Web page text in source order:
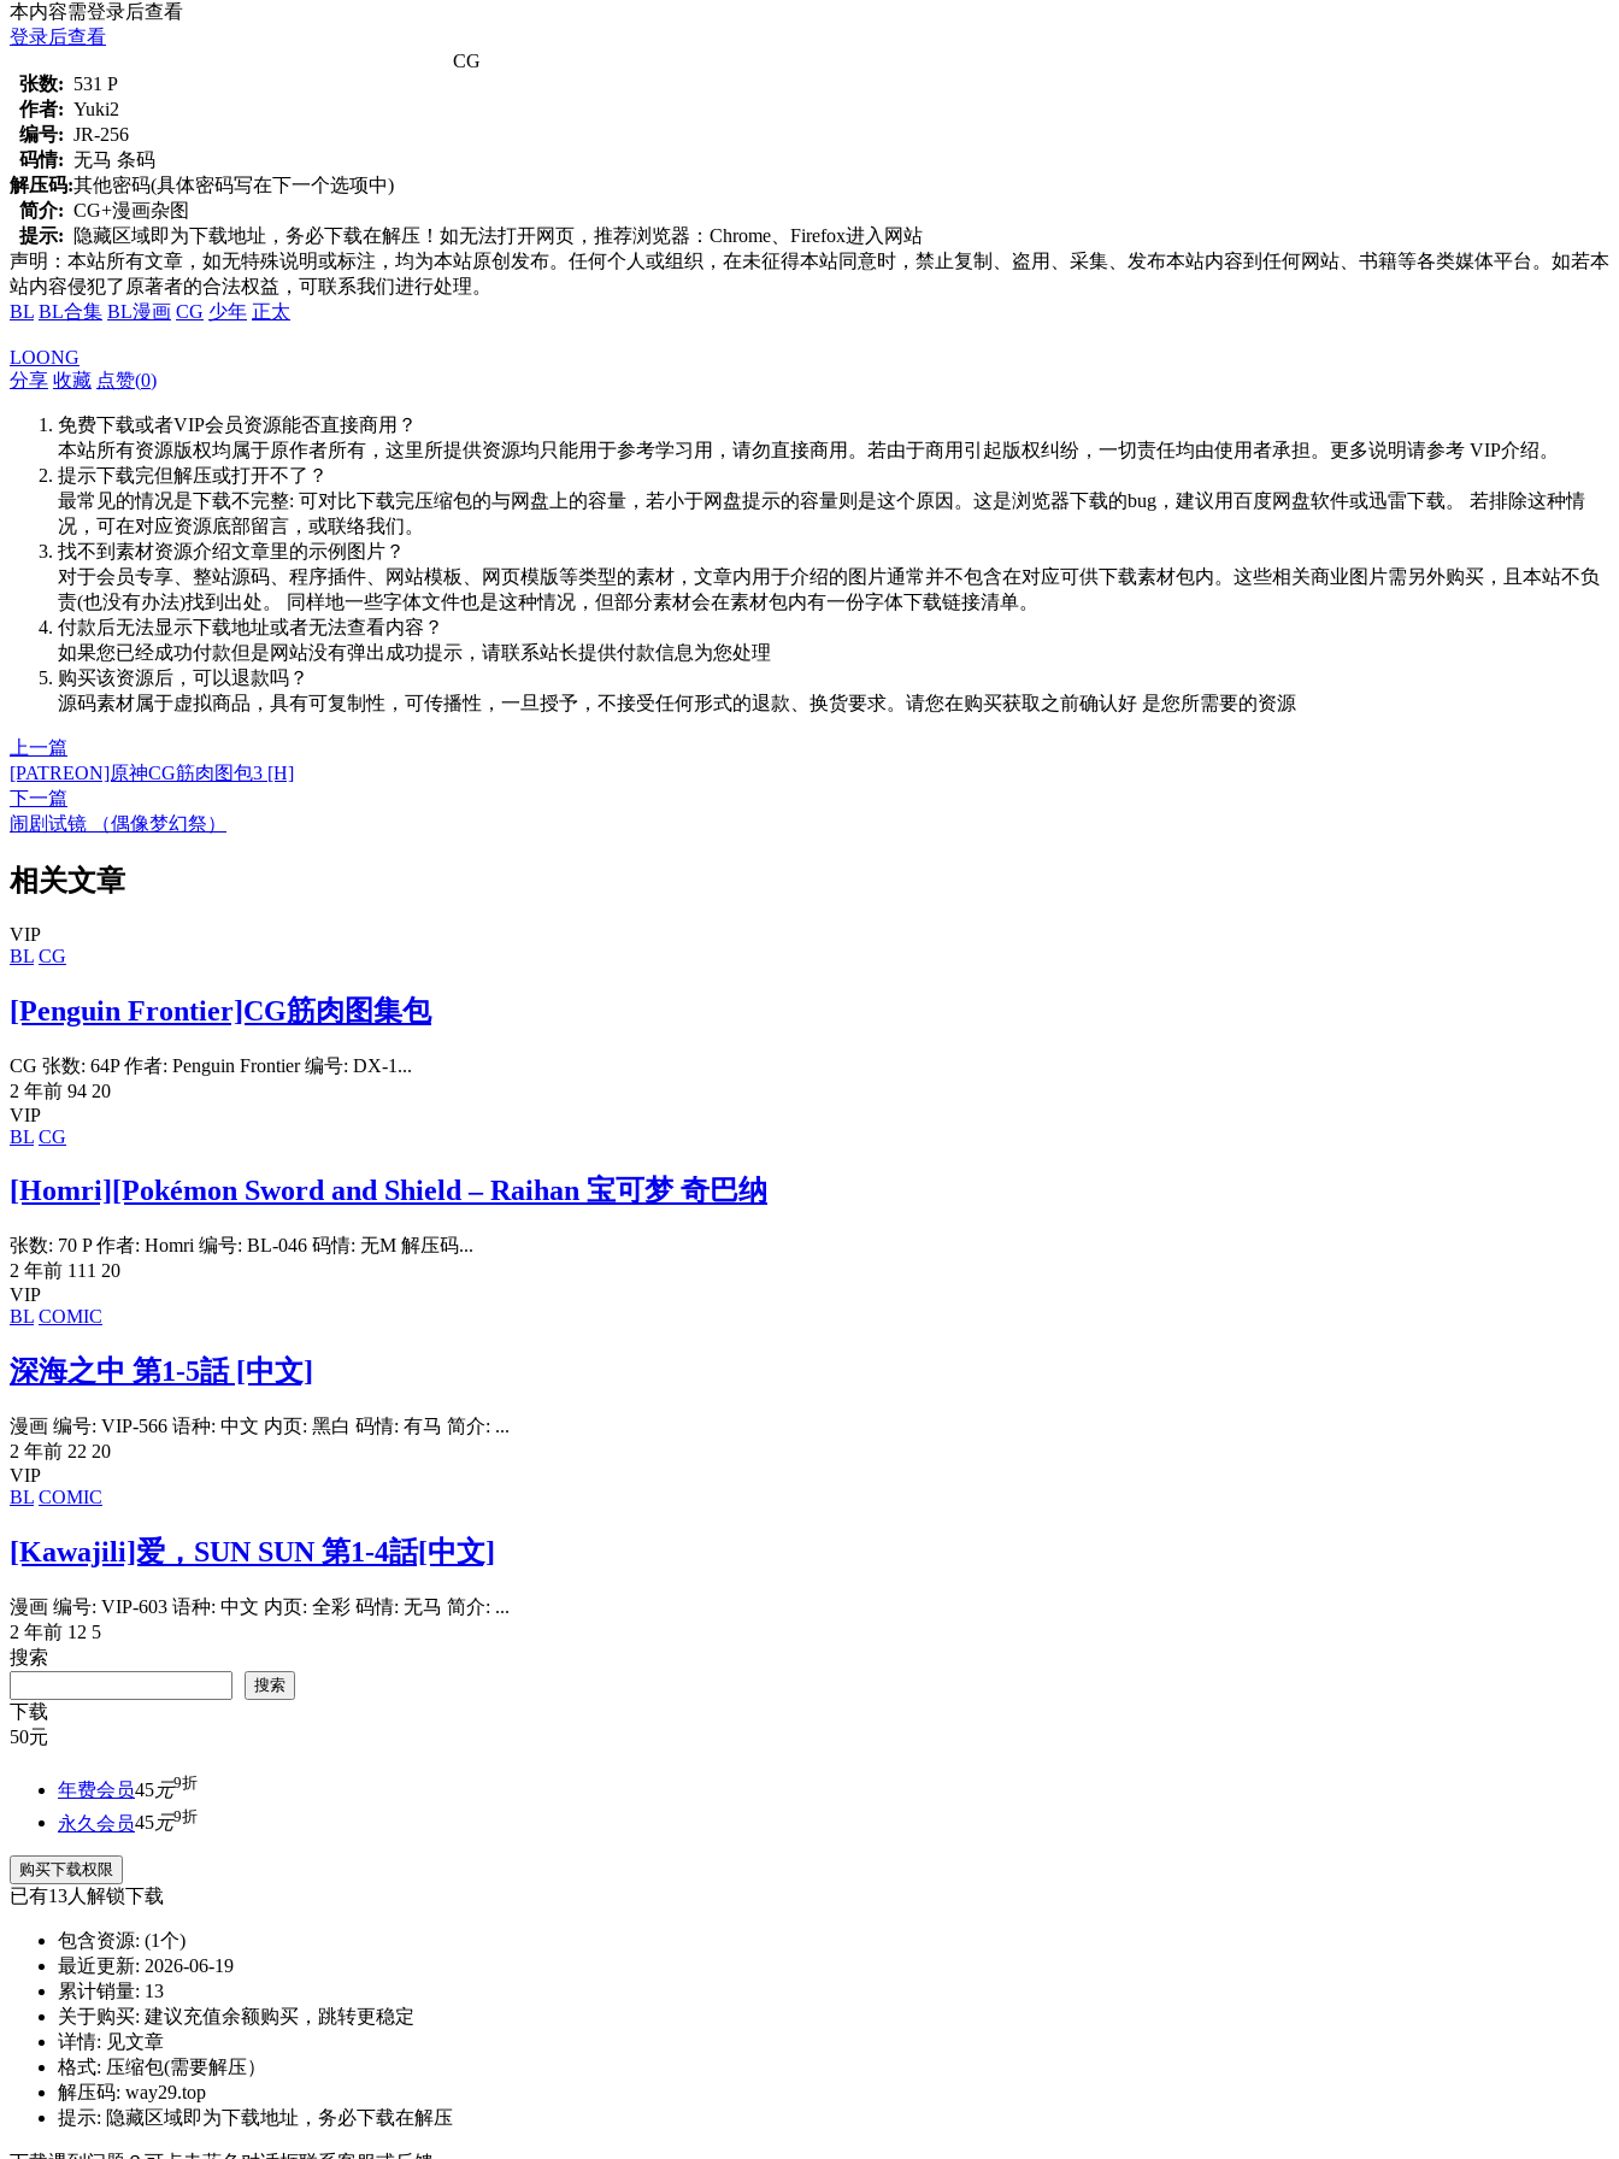
本内容需登录后查看
登录后查看
CG
张数: 531 P
作者: Yuki2
编号: JR-256
码情: 无马 条码
解压码:其他密码(具体密码写在下一个选项中)
简介: CG+漫画杂图
提示:
隐藏区域即为下载地址，务必下载在解压！如无法打开网页，推荐浏览器：Chrome、Firefox进入网站
声明：本站所有文章，如无特殊说明或标注，均为本站原创发布。任何个人或组织，在未征得本站同意时，禁止复制、盗用、采集、发布本站内容到任何网站、书籍等各类媒体平台。如若本
站内容侵犯了原著者的合法权益，可联系我们进行处理。
BL BL合集 BL漫画 CG 少年 正太
LOONG
分享 收藏 点赞(0)
免费下载或者VIP会员资源能否直接商用？
本站所有资源版权均属于原作者所有，这里所提供资源均只能用于参考学习用，请勿直接商用。若由于商用引起版权纠纷，一切责任均由使用者承担。更多说明请参考 VIP介绍。
提示下载完但解压或打开不了？
最常见的情况是下载不完整: 可对比下载完压缩包的与网盘上的容量，若小于网盘提示的容量则是这个原因。这是浏览器下载的bug，建议用百度网盘软件或迅雷下载。 若排除这种情
况，可在对应资源底部留言，或联络我们。
找不到素材资源介绍文章里的示例图片？
对于会员专享、整站源码、程序插件、网站模板、网页模版等类型的素材，文章内用于介绍的图片通常并不包含在对应可供下载素材包内。这些相关商业图片需另外购买，且本站不负
责(也没有办法)找到出处。 同样地一些字体文件也是这种情况，但部分素材会在素材包内有一份字体下载链接清单。
付款后无法显示下载地址或者无法查看内容？
如果您已经成功付款但是网站没有弹出成功提示，请联系站长提供付款信息为您处理
购买该资源后，可以退款吗？
源码素材属于虚拟商品，具有可复制性，可传播性，一旦授予，不接受任何形式的退款、换货要求。请您在购买获取之前确认好 是您所需要的资源
上一篇
[PATREON]原神CG筋肉图包3 [H]
下一篇
闹剧试镜 （偶像梦幻祭）
相关文章
VIP
BL CG
[Penguin Frontier]CG筋肉图集包
CG 张数: 64P 作者: Penguin Frontier 编号: DX-1...
2 年前 94 20
VIP
BL CG
[Homri][Pokémon Sword and Shield – Raihan 宝可梦 奇巴纳
张数: 70 P 作者: Homri 编号: BL-046 码情: 无M 解压码...
2 年前 111 20
VIP
BL COMIC
深海之中 第1-5話 [中文]
漫画 编号: VIP-566 语种: 中文 内页: 黑白 码情: 有马 简介: ...
2 年前 22 20
VIP
BL COMIC
[Kawajili]爱，SUN SUN 第1-4話[中文]
漫画 编号: VIP-603 语种: 中文 内页: 全彩 码情: 无马 简介: ...
2 年前 12 5
搜索
搜索
下载
50元
年费会员45元9折
永久会员45元9折
购买下载权限
已有13人解锁下载
包含资源: (1个)
最近更新: 2026-06-19
累计销量: 13
关于购买: 建议充值余额购买，跳转更稳定
详情: 见文章
格式: 压缩包(需要解压）
解压码: way29.top
提示: 隐藏区域即为下载地址，务必下载在解压